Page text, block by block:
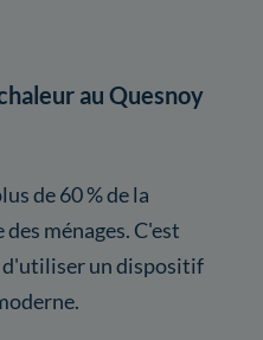
au Quesnoy
de 60 % de la
ménages. C'est
un dispositif